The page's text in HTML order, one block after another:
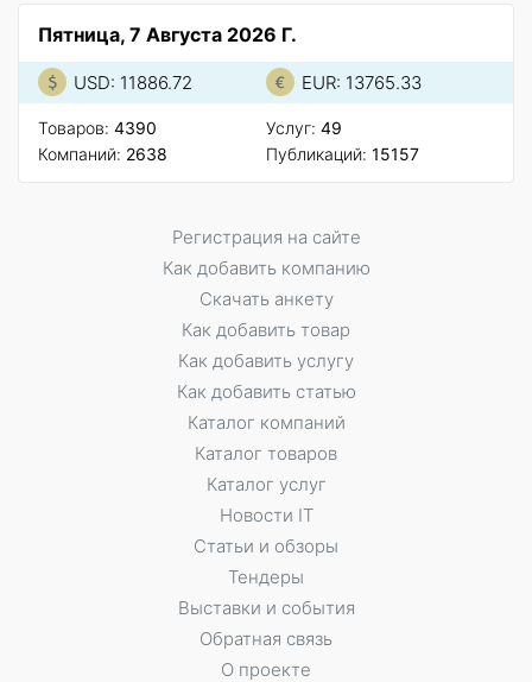
Пятница, 7 Августа 2026 Г.
USD: 11886.72 EUR: 13765.33
Товаров: 4390
Компаний: 2638
Услуг: 49
Публикаций: 15157
Регистрация на сайте
Как добавить компанию
Скачать анкету
Как добавить товар
Как добавить услугу
Как добавить статью
Каталог компаний
Каталог товаров
Каталог услуг
Новости IT
Статьи и обзоры
Тендеры
Выставки и события
Обратная связь
О проекте